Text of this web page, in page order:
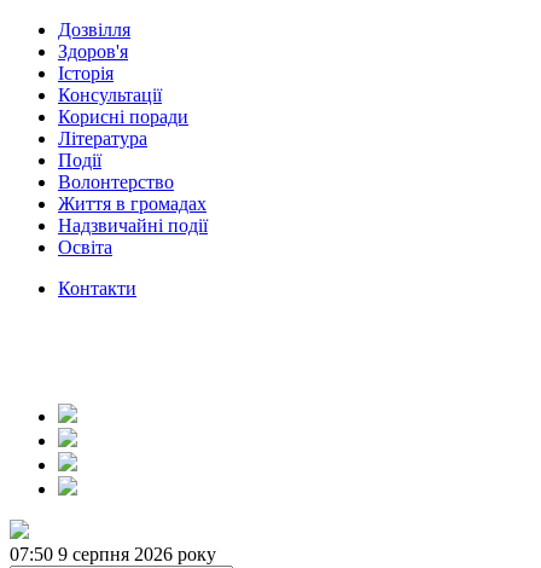
Дозвілля
Здоров'я
Історія
Консультації
Корисні поради
Література
Події
Волонтерство
Життя в громадах
Надзвичайні події
Освіта
Контакти
07:50 9 серпня 2026 року